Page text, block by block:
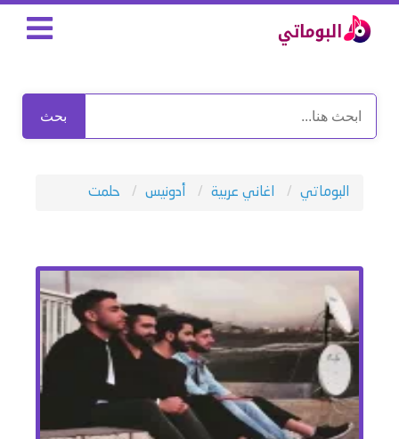
بحث
البوماتي اغاني عربية أدونيس حلمت